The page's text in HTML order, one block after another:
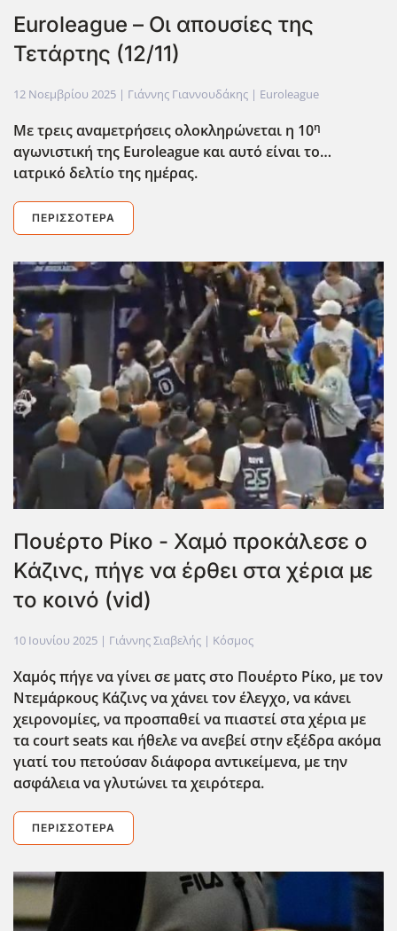
Euroleague – Οι απουσίες της
Τετάρτης (12/11)
12 Νοεμβρίου 2025 | Γιάννης Γιαννουδάκης | Euroleague
Με τρεις αναμετρήσεις ολοκληρώνεται η 10η
αγωνιστική της Euroleague και αυτό είναι το…
ιατρικό δελτίο της ημέρας.
ΠΕΡΙΣΣΌΤΕΡΑ
Πουέρτο Ρίκο - Χαμό προκάλεσε ο
Κάζινς, πήγε να έρθει στα χέρια με
το κοινό (vid)
10 Ιουνίου 2025 | Γιάννης Σιαβελής | Κόσμος
Χαμός πήγε να γίνει σε ματς στο Πουέρτο Ρίκο, με τον
Ντεμάρκους Κάζινς να χάνει τον έλεγχο, να κάνει
χειρονομίες, να προσπαθεί να πιαστεί στα χέρια με
τα court seats και ήθελε να ανεβεί στην εξέδρα ακόμα
γιατί του πετούσαν διάφορα αντικείμενα, με την
ασφάλεια να γλυτώνει τα χειρότερα.
ΠΕΡΙΣΣΌΤΕΡΑ